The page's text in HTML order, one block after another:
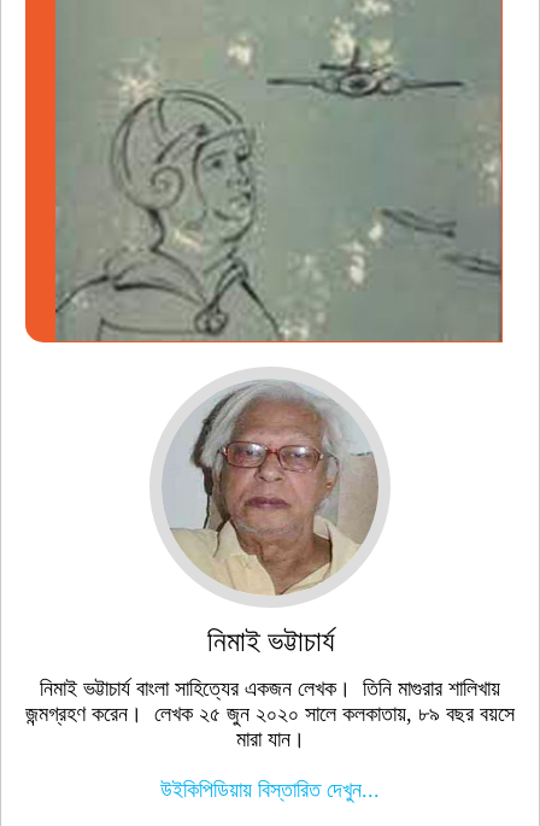
নিমাই ভট্টাচার্য
নিমাই ভট্টাচার্য বাংলা সাহিত্যের একজন লেখক। তিনি মাগুরার শালিখায়
জন্মগ্রহণ করেন। লেখক ২৫ জুন ২০২০ সালে কলকাতায়, ৮৯ বছর বয়সে
মারা যান।
উইকিপিডিয়ায় বিস্তারিত দেখুন...